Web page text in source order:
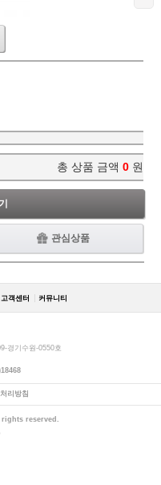
총 상품 금액 0 원
관심상품
고객센터 커뮤니티
경기수원-0550호
리방침
reserved.